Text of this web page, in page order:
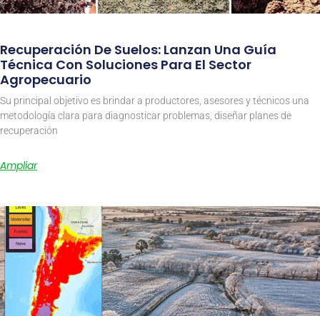
Recuperación De Suelos: Lanzan Una Guía
Técnica Con Soluciones Para El Sector
Agropecuario
Su principal objetivo es brindar a productores, asesores y técnicos una
metodología clara para diagnosticar problemas, diseñar planes de
recuperación
Ampliar